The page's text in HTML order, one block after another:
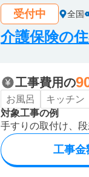
受付中 全国
介護保険の
工事費用の
お風呂
キッチン
対象工事の例
手すりの取付け、
工事金